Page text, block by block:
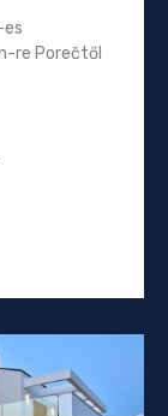
es
re Porečtől